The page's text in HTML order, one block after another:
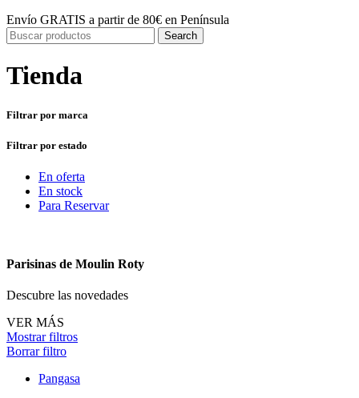
Envío GRATIS a partir de 80€ en Península
Search
Tienda
Filtrar por marca
Filtrar por estado
En oferta
En stock
Para Reservar
Parisinas de Moulin Roty
Descubre las novedades
VER MÁS
Mostrar filtros
Borrar filtro
Pangasa